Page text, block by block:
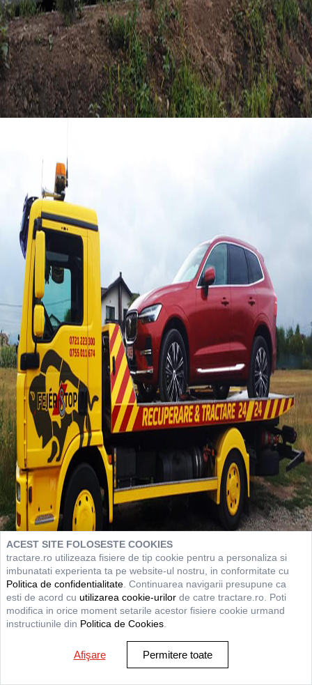
ACEST SITE FOLOSESTE COOKIES
tractare.ro utilizeaza fisiere de tip cookie pentru a personaliza si
imbunatati experienta ta pe website-ul nostru, in conformitate cu
Politica de confidentialitate . Continuarea navigarii presupune ca
esti de acord cu utilizarea cookie-urilor de catre tractare.ro. Poti
modifica in orice moment setarile acestor fisiere cookie urmand
instructiunile din Politica de Cookies
Afişare Permitere toate